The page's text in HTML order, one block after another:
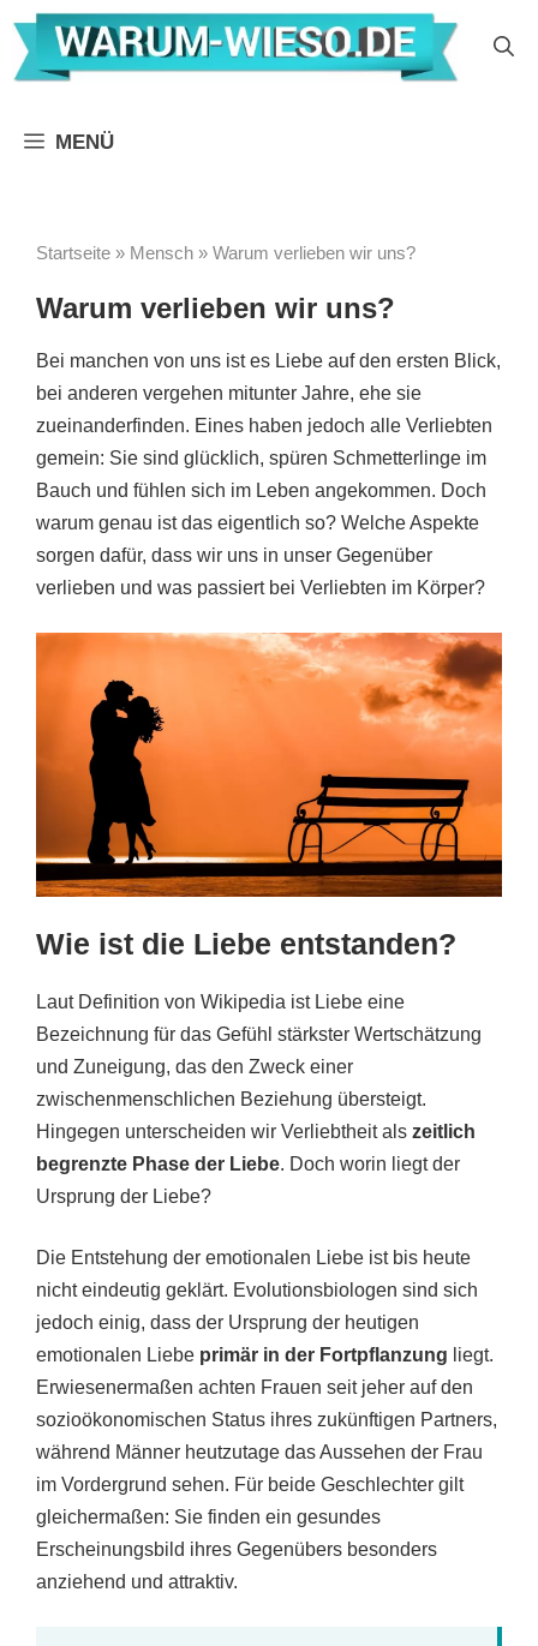
Zum
Inhalt
springen
MENÜ
Startseite » Mensch » Warum verlieben wir uns?
Warum verlieben wir uns?
Bei manchen von uns ist es Liebe auf den ersten Blick,
bei anderen vergehen mitunter Jahre, ehe sie
zueinanderfinden. Eines haben jedoch alle Verliebten
gemein: Sie sind glücklich, spüren Schmetterlinge im
Bauch und fühlen sich im Leben angekommen. Doch
warum genau ist das eigentlich so? Welche Aspekte
sorgen dafür, dass wir uns in unser Gegenüber
verlieben und was passiert bei Verliebten im Körper?
Wie ist die Liebe entstanden?
Laut Definition von Wikipedia ist Liebe eine
Bezeichnung für das Gefühl stärkster Wertschätzung
und Zuneigung, das den Zweck einer
zwischenmenschlichen Beziehung übersteigt.
Hingegen unterscheiden wir Verliebtheit als zeitlich
begrenzte Phase der Liebe. Doch worin liegt der
Ursprung der Liebe?
Die Entstehung der emotionalen Liebe ist bis heute
nicht eindeutig geklärt. Evolutionsbiologen sind sich
jedoch einig, dass der Ursprung der heutigen
emotionalen Liebe primär in der Fortpflanzung liegt.
Erwiesenermaßen achten Frauen seit jeher auf den
sozioökonomischen Status ihres zukünftigen Partners,
während Männer heutzutage das Aussehen der Frau
im Vordergrund sehen. Für beide Geschlechter gilt
gleichermaßen: Sie finden ein gesundes
Erscheinungsbild ihres Gegenübers besonders
anziehend und attraktiv.